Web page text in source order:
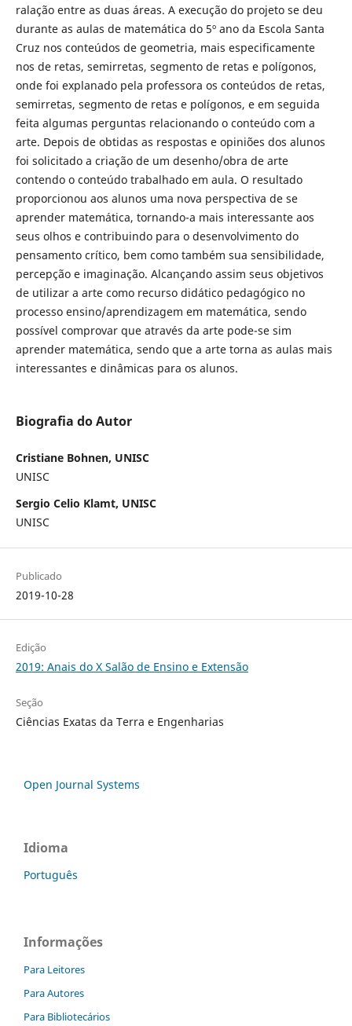
ralação entre as duas áreas. A execução do projeto se deu
durante as aulas de matemática do 5º ano da Escola Santa
Cruz nos conteúdos de geometria, mais especificamente
nos de retas, semirretas, segmento de retas e polígonos,
onde foi explanado pela professora os conteúdos de retas,
semirretas, segmento de retas e polígonos, e em seguida
feita algumas perguntas relacionando o conteúdo com a
arte. Depois de obtidas as respostas e opiniões dos alunos
foi solicitado a criação de um desenho/obra de arte
contendo o conteúdo trabalhado em aula. O resultado
proporcionou aos alunos uma nova perspectiva de se
aprender matemática, tornando-a mais interessante aos
seus olhos e contribuindo para o desenvolvimento do
pensamento crítico, bem como também sua sensibilidade,
percepção e imaginação. Alcançando assim seus objetivos
de utilizar a arte como recurso didático pedagógico no
processo ensino/aprendizagem em matemática, sendo
possível comprovar que através da arte pode-se sim
aprender matemática, sendo que a arte torna as aulas mais
interessantes e dinâmicas para os alunos.
Biografia do Autor
Cristiane Bohnen, UNISC
UNISC
Sergio Celio Klamt, UNISC
UNISC
Publicado
2019-10-28
Edição
2019: Anais do X Salão de Ensino e Extensão
Seção
Ciências Exatas da Terra e Engenharias
Open Journal Systems
Idioma
Português
Informações
Para Leitores
Para Autores
Para Bibliotecários